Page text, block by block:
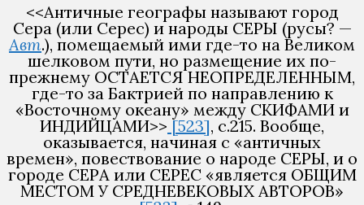
<<Античные географы называют город
Сера (или Серес) и народы СЕРЫ (русы? —
Авт.), помещаемый ими где-то на Великом
шелковом пути, но размещение их по-
прежнему ОСТАЕТСЯ НЕОПРЕДЕЛЕННЫМ,
где-то за Бактрией по направлению к
«Восточному океану» между СКИФАМИ и
ИНДИЙЦАМИ>> [523], с.215. Вообще,
оказывается, начиная с «античных
времен», повествование о народе СЕРЫ, и о
городе СЕРА или СЕРЕС «является ОБЩИМ
МЕСТОМ У СРЕДНЕВЕКОВЫХ АВТОРОВ»